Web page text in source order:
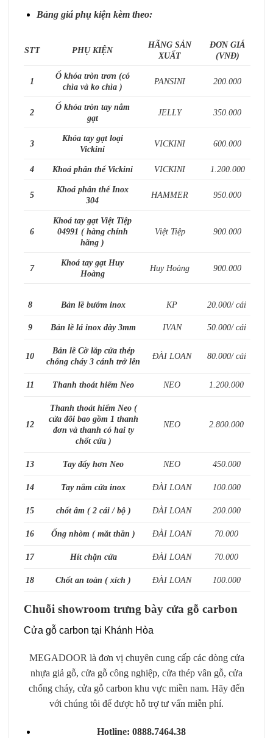
Bảng giá phụ kiện kèm theo:
STT PHỤ KIỆN
HÃNG SẢN
XUẤT
ĐƠN GIÁ
(VNĐ)
1
Ổ khóa tròn trơn (có
chìa và ko chìa )
PANSINI 200.000
2
Ổ khóa tròn tay nắm
gạt
JELLY 350.000
3
Khóa tay gạt loại
Vickini
VICKINI 600.000
4 Khoá phân thể Vickini VICKINI 1.200.000
5
Khoá phân thể Inox
304
HAMMER 950.000
6
Khoá tay gạt Việt Tiệp
04991 ( hàng chính
hãng )
Việt Tiệp 900.000
7
Khoá tay gạt Huy
Hoàng
Huy Hoàng 900.000
8 Bản lề bướm inox KP 20.000/ cái
9 Bản lề lá inox dày 3mm IVAN 50.000/ cái
10
Bản lề Cờ lắp cửa thép
chống cháy 3 cánh trở lên
ĐÀI LOAN 80.000/ cái
11 Thanh thoát hiểm Neo NEO 1.200.000
12
Thanh thoát hiểm Neo (
cửa đôi bao gồm 1 thanh
đơn và thanh có hai ty
chốt cửa )
NEO 2.800.000
13 Tay đẩy hơn Neo NEO 450.000
14 Tay nắm cửa inox ĐÀI LOAN 100.000
15 chốt âm ( 2 cái / bộ ) ĐÀI LOAN 200.000
16 Ống nhòm ( mắt thần ) ĐÀI LOAN 70.000
17 Hít chặn cửa ĐÀI LOAN 70.000
18 Chốt an toàn ( xích ) ĐÀI LOAN 100.000
Chuỗi showroom trưng bày cửa gỗ carbon
Cửa gỗ carbon tại Khánh Hòa
MEGADOOR là đơn vị chuyên cung cấp các dòng cửa
nhựa giả gỗ, cửa gỗ công nghiệp, cửa thép vân gỗ, cửa
chống cháy, cửa gỗ carbon khu vực miền nam. Hãy đến
với chúng tôi để được hỗ trợ tư vấn miễn phí.
Hotline: 0888.7464.38